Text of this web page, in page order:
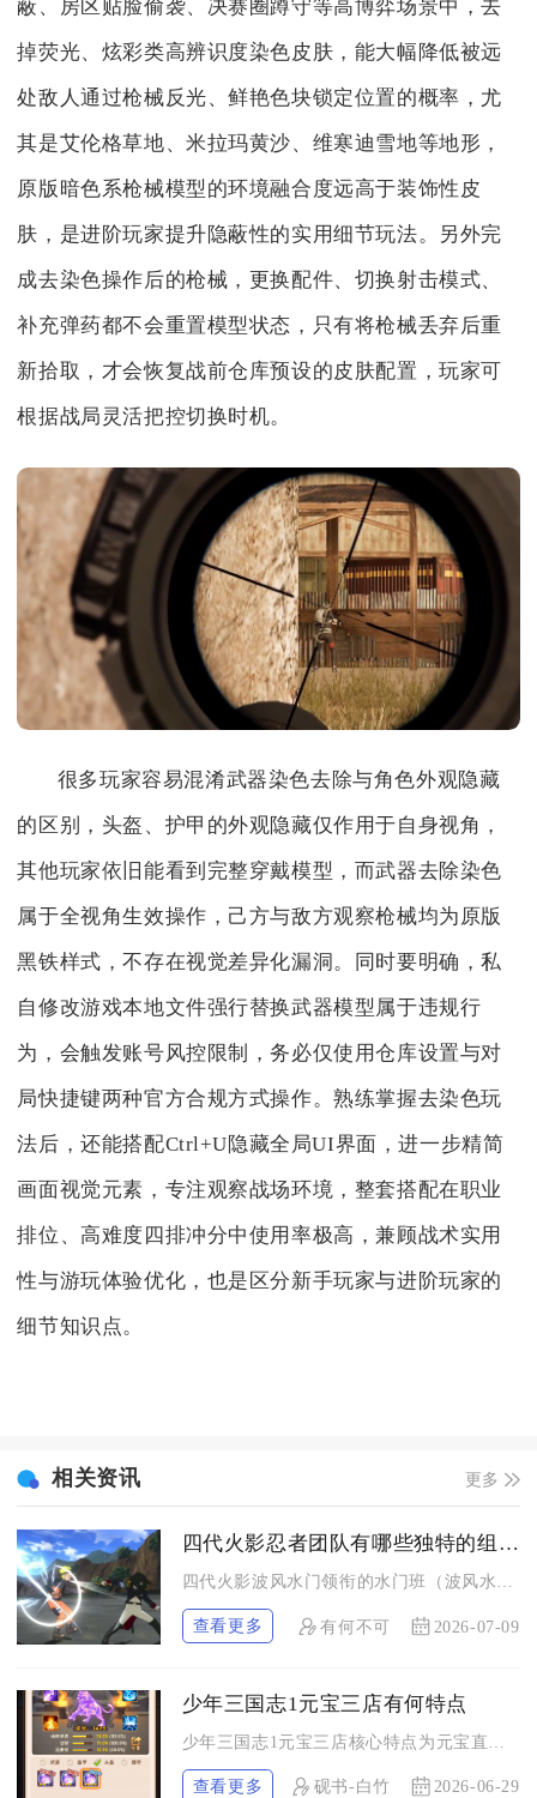
蔽、房区贴脸偷袭、决赛圈蹲守等高博弈场景中，去
掉荧光、炫彩类高辨识度染色皮肤，能大幅降低被远
处敌人通过枪械反光、鲜艳色块锁定位置的概率，尤
其是艾伦格草地、米拉玛黄沙、维寒迪雪地等地形，
原版暗色系枪械模型的环境融合度远高于装饰性皮
肤，是进阶玩家提升隐蔽性的实用细节玩法。另外完
成去染色操作后的枪械，更换配件、切换射击模式、
补充弹药都不会重置模型状态，只有将枪械丢弃后重
新拾取，才会恢复战前仓库预设的皮肤配置，玩家可
根据战局灵活把控切换时机。
很多玩家容易混淆武器染色去除与角色外观隐藏
的区别，头盔、护甲的外观隐藏仅作用于自身视角，
其他玩家依旧能看到完整穿戴模型，而武器去除染色
属于全视角生效操作，己方与敌方观察枪械均为原版
黑铁样式，不存在视觉差异化漏洞。同时要明确，私
自修改游戏本地文件强行替换武器模型属于违规行
为，会触发账号风控限制，务必仅使用仓库设置与对
局快捷键两种官方合规方式操作。熟练掌握去染色玩
法后，还能搭配Ctrl+U隐藏全局UI界面，进一步精简
画面视觉元素，专注观察战场环境，整套搭配在职业
排位、高难度四排冲分中使用率极高，兼顾战术实用
性与游玩体验优化，也是区分新手玩家与进阶玩家的
细节知识点。
相关资讯 更多
四代火影忍者团队有哪些独特的组合技能
查看更多 有何不可 2026-07-09
少年三国志1元宝三店有何特点
查看更多 砚书-白竹 2026-06-29